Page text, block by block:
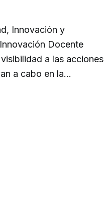
Innovación y
Docente
a las acciones
a cabo en la